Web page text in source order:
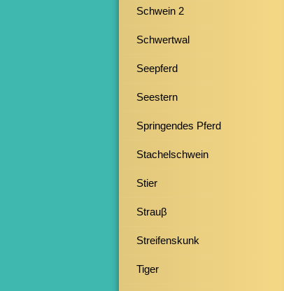
Schwein 2
Schwertwal
Seepferd
Seestern
Springendes Pferd
Stachelschwein
Stier
Strauβ
Streifenskunk
Tiger